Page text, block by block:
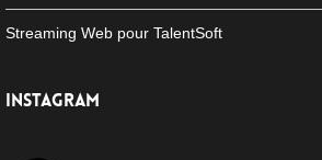
Streaming Web pour TalentSoft
INSTAGRAM